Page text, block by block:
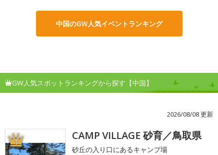
中国のGW人気イベントランキング
GW人気スポットランキングから探す【中国】
2026/08/08 更新
1 CAMP VILLAGE 砂育／鳥取県
砂丘の入り口にあるキャンプ場